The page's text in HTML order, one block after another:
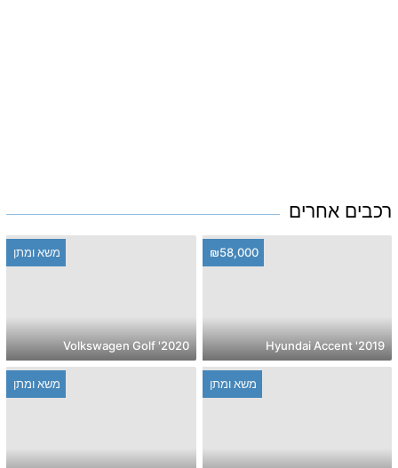
רכבים אחרים
₪58,000
2019' Hyundai Accent
משא ומתן
2020' Volkswagen Golf
משא ומתן משא ומתן